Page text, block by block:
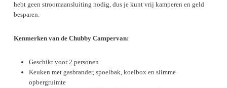
hebt geen stroomaansluiting nodig, dus je kunt vrij kamperen en geld
besparen.
Kenmerken van de Chubby Campervan:
Geschikt voor 2 personen
Keuken met gasbrander, spoelbak, koelbox en slimme
opbergruimte